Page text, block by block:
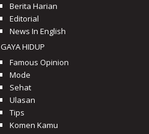
Berita Harian
Editorial
News In English
GAYA HIDUP
Famous Opinion
Mode
Sehat
Ulasan
Tips
Komen Kamu